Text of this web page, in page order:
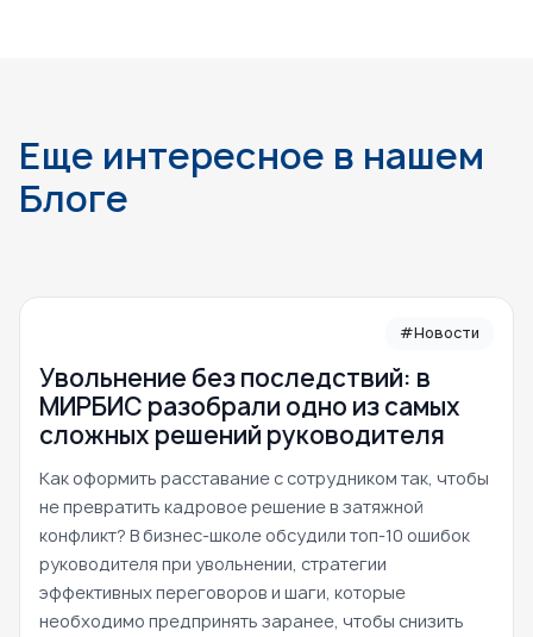
Еще интересное в нашем
Блоге
#Новости
Увольнение без последствий: в
МИРБИС разобрали одно из самых
сложных решений руководителя
Как оформить расставание с сотрудником так, чтобы
не превратить кадровое решение в затяжной
конфликт? В бизнес-школе обсудили топ-10 ошибок
руководителя при увольнении, стратегии
эффективных переговоров и шаги, которые
необходимо предпринять заранее, чтобы снизить